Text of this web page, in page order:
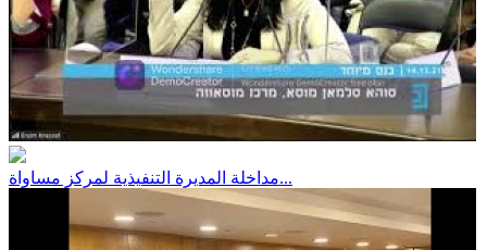
مداخلة المديرة التنفيذية لمركز مساواة...